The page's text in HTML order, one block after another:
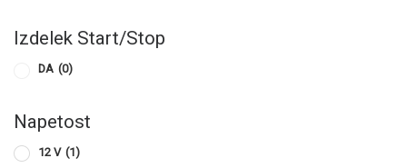
Izdelek Start/Stop
DA (0)
Napetost
12 V (1)